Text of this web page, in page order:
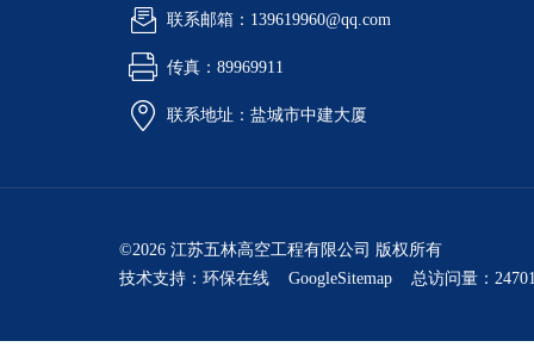
联系邮箱：139619960@qq.com
传真：89969911
联系地址：盐城市中建大厦
©2026 江苏五林高空工程有限公司 版权所有
技术支持： 环保在线 GoogleSitemap 总访问量：